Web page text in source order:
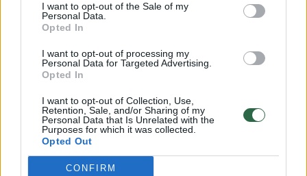
I want to opt-out of the Sale of my
Personal Data.
Opted In
I want to opt-out of processing my
Personal Data for Targeted Advertising.
Opted In
I want to opt-out of Collection, Use,
Retention, Sale, and/or Sharing of my
Personal Data that Is Unrelated with the
Purposes for which it was collected.
Opted Out
CONFIRM
00:15:54
V. Zalužno pasisakymą laiko bandymu įsitvirtinti
Ukrainos politikoje: jis yra neteisus
Laidos | Nauja diena
Sinoptikai atsakė, kokiais orais užbaigsime darbo
savaitę: karščiai atsitrauks
Žinios | Orai